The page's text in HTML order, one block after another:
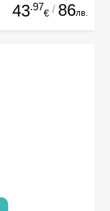
43.97
€ / 86лв.